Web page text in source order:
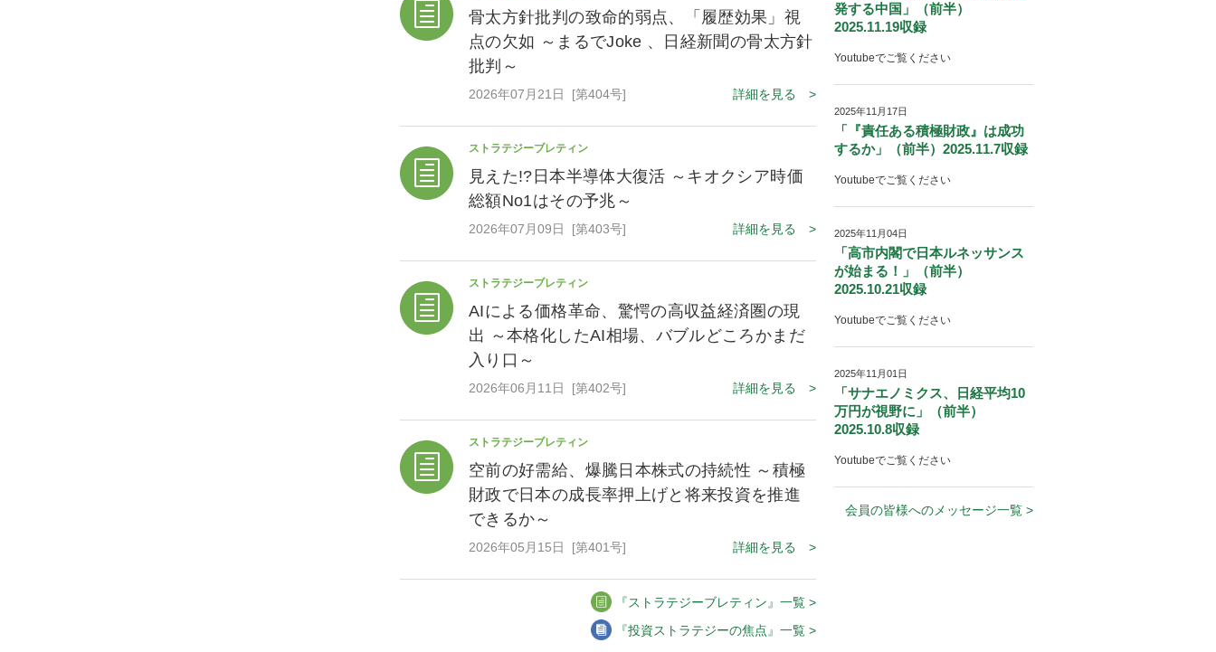
発する中国」（前半）
2025.11.19収録
Youtubeでご覧ください
2025年11月17日
「『責任ある積極財政』は成功
するか」（前半）2025.11.7収録
Youtubeでご覧ください
2025年11月04日
「高市内閣で日本ルネッサンス
が始まる！」（前半）
2025.10.21収録
Youtubeでご覧ください
2025年11月01日
「サナエノミクス、日経平均10
万円が視野に」（前半）
2025.10.8収録
Youtubeでご覧ください
会員の皆様へのメッセージ一覧 >
骨太方針批判の致命的弱点、「履歴効果」視
点の欠如 ～まるでJoke 、日経新聞の骨太方針
批判～
2026年07月21日 [第404号] 詳細を見る >
ストラテジーブレティン
見えた!?日本半導体大復活 ～キオクシア時価
総額No1はその予兆～
2026年07月09日 [第403号] 詳細を見る >
ストラテジーブレティン
AIによる価格革命、驚愕の高収益経済圏の現
出 ～本格化したAI相場、バブルどころかまだ
入り口～
2026年06月11日 [第402号] 詳細を見る >
ストラテジーブレティン
空前の好需給、爆騰日本株式の持続性 ～積極
財政で日本の成長率押上げと将来投資を推進
できるか～
2026年05月15日 [第401号] 詳細を見る >
『ストラテジーブレティン』一覧 >
『投資ストラテジーの焦点』一覧 >